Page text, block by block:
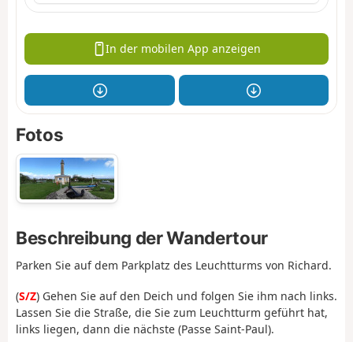
In der mobilen App anzeigen
Fotos
Beschreibung der Wandertour
Parken Sie auf dem Parkplatz des Leuchtturms von Richard.
(S/Z) Gehen Sie auf den Deich und folgen Sie ihm nach links.
Lassen Sie die Straße, die Sie zum Leuchtturm geführt hat,
links liegen, dann die nächste (Passe Saint-Paul).